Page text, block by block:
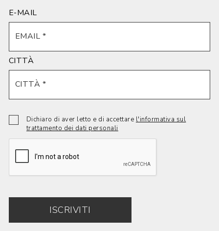
E-MAIL
CITTÀ
Dichiaro di aver letto e di accettare l'informativa sul
trattamento dei dati personali
ISCRIVITI